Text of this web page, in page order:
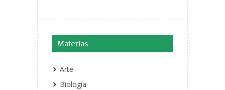
Materias
Arte
Biología